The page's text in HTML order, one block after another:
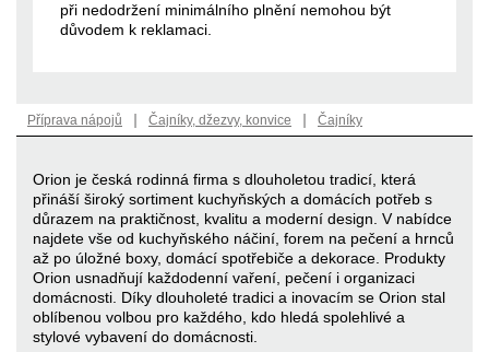
při nedodržení minimálního plnění nemohou být
důvodem k reklamaci.
Příprava nápojů | Čajníky, džezvy, konvice | Čajníky
Orion je česká rodinná firma s dlouholetou tradicí, která
přináší široký sortiment kuchyňských a domácích potřeb s
důrazem na praktičnost, kvalitu a moderní design. V nabídce
najdete vše od kuchyňského náčiní, forem na pečení a hrnců
až po úložné boxy, domácí spotřebiče a dekorace. Produkty
Orion usnadňují každodenní vaření, pečení i organizaci
domácnosti. Díky dlouholeté tradici a inovacím se Orion stal
oblíbenou volbou pro každého, kdo hledá spolehlivé a
stylové vybavení do domácnosti.